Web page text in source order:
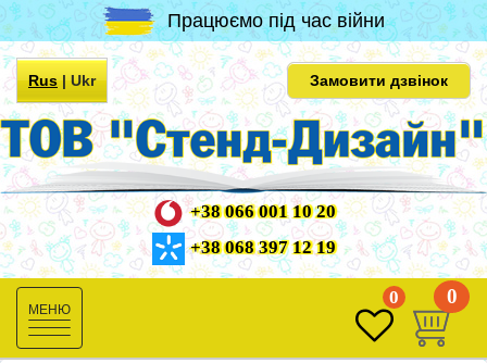
Працюємо під час війни
Rus|Ukr Замовити дзвінок
+38 066 001 10 20
+38 068 397 12 19
Toggle
navigation
0 0